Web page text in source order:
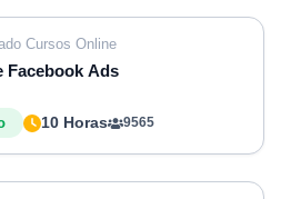
Cursos Online
Facebook Ads
10 Horas 9565